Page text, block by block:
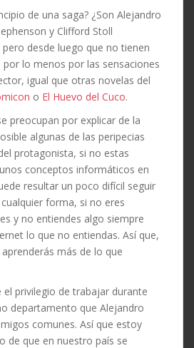
de una saga? ¿Son Alejandro
y Clifford Stoll
desde luego que no tienen
por lo menos por las sensaciones
igual que otras novelas del
o El Huevo del Cuco.
preocupan por explicar de la
algunas de las peripecias
protagonista, si no estas
conceptos informáticos en
resultar un poco difícil seguir
forma, si no eres
y no entiendes algo siempre
lo que no entiendas. Así que,
más de lo que
el privilegio de trabajar durante
departamento que Alejandro
comunes. Así que estoy
de que en nuestro país se